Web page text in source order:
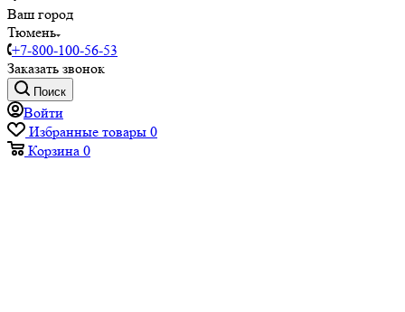
Ваш город
Тюмень
+7-800-100-56-53
Заказать звонок
Поиск
Войти
Избранные товары 0
Корзина 0